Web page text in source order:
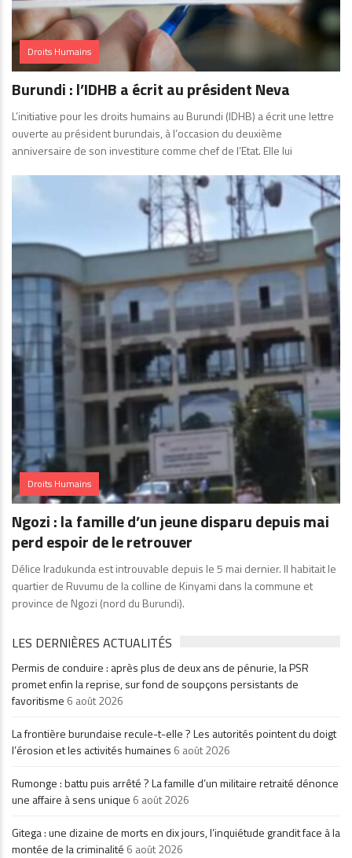
Droits Humains
Burundi : l’IDHB a écrit au président Neva
L’initiative pour les droits humains au Burundi (IDHB) a écrit une lettre
ouverte au président burundais, à l’occasion du deuxième
anniversaire de son investiture comme chef de l’Etat. Elle lui
Droits Humains
Ngozi : la famille d’un jeune disparu depuis mai
perd espoir de le retrouver
Délice Iradukunda est introuvable depuis le 5 mai dernier. Il habitait le
quartier de Ruvumu de la colline de Kinyami dans la commune et
province de Ngozi (nord du Burundi).
LES DERNIÈRES ACTUALITÉS
Permis de conduire : après plus de deux ans de pénurie, la PSR
promet enfin la reprise, sur fond de soupçons persistants de
favoritisme 6 août 2026
La frontière burundaise recule-t-elle ? Les autorités pointent du doigt
l’érosion et les activités humaines 6 août 2026
Rumonge : battu puis arrêté ? La famille d’un militaire retraité dénonce
une affaire à sens unique 6 août 2026
Gitega : une dizaine de morts en dix jours, l’inquiétude grandit face à la
montée de la criminalité 6 août 2026